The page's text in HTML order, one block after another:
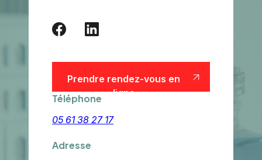
Prendre rendez-vous en
ligne
Prendre rendez-vous en
ligne
Téléphone
05 61 38 27 17
Adresse